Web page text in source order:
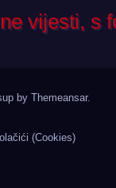
by Themeansar.
(Cookies)